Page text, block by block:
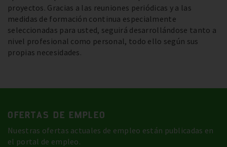
proyectos. Gracias a las reuniones periódicas y a las
medidas de formación continua especialmente
seleccionadas para usted, seguirá desarrollándose tanto a
nivel profesional como personal, todo ello según sus
propias necesidades.
OFERTAS DE EMPLEO
Nuestras ofertas actuales de empleo están publicadas en
el portal de empleo.